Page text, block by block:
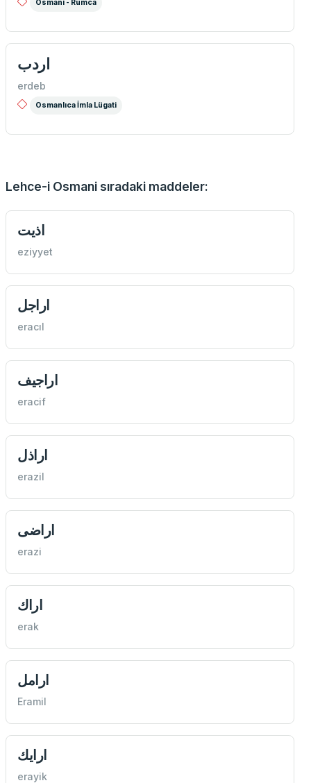
Osmani - Rumca
اردب
erdeb
Osmanlıca İmla Lügati
Lehce-i Osmani sıradaki maddeler:
اذيت
eziyyet
اراجل
eracıl
اراجيف
eracif
اراذل
erazil
اراضی
erazi
اراك
erak
ارامل
Eramil
ارايك
erayik